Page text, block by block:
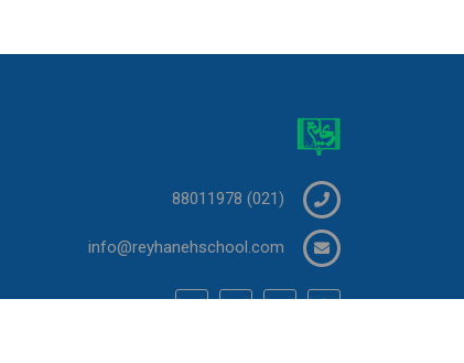
(021) 88011978
info@reyhanehschool.com